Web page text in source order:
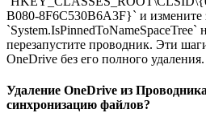
B080-8F6C530B6A3F}` и измените
`System.IsPinnedToNameSpaceTree`
перезапустите проводник. Эти
OneDrive без его полного удаления.
Удаление OneDrive из
синхронизацию файлов?